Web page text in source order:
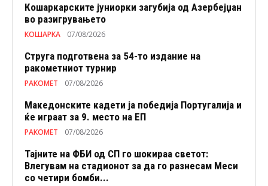
Кошаркарските јуниорки загубија од Азербејџан
во разигрувањето
КОШАРКА 07/08/2026
Струга подготвена за 54-то издание на
ракометниот турнир
РАКОМЕТ 07/08/2026
Македонските кадети ја победија Португалија и
ќе играат за 9. место на ЕП
РАКОМЕТ 07/08/2026
Тајните на ФБИ од СП го шокираа светот:
Влегувам на стадионот за да го разнесам Меси
со четири бомби...